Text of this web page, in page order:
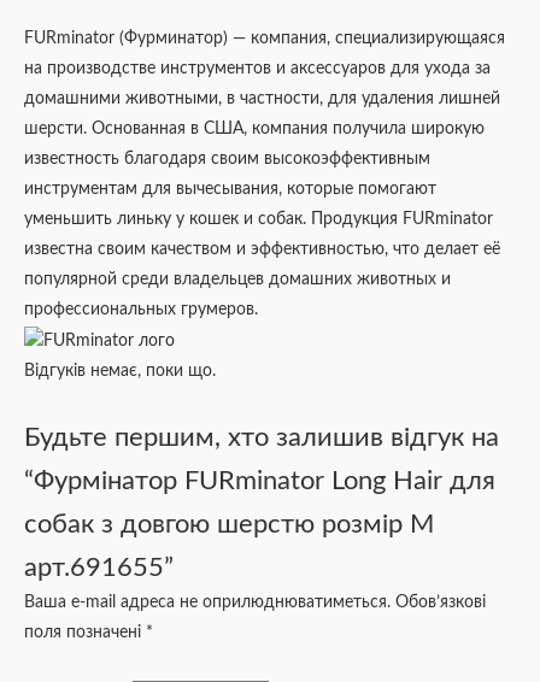
FURminator (Фурминатор) — компания, специализирующаяся
на производстве инструментов и аксессуаров для ухода за
домашними животными, в частности, для удаления лишней
шерсти. Основанная в США, компания получила широкую
известность благодаря своим высокоэффективным
инструментам для вычесывания, которые помогают
уменьшить линьку у кошек и собак. Продукция FURminator
известна своим качеством и эффективностью, что делает её
популярной среди владельцев домашних животных и
профессиональных грумеров.
Відгуків немає, поки що.
Будьте першим, хто залишив відгук на
“Фурмінатор FURminator Long Hair для
собак з довгою шерстю розмір М
арт.691655”
Ваша e-mail адреса не оприлюднюватиметься. Обов’язкові
поля позначені *